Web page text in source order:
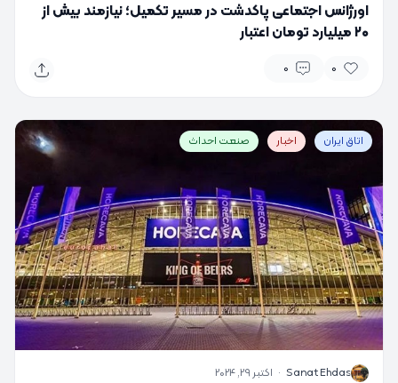
اورژانس اجتماعی پاکدشت در مسیر تکمیل؛ نیازمند بیش از
۲۰ میلیارد تومان اعتبار
0
0
اتاق ایران اخبار صنعت احداث
S
Sanat Ehdas
· اکتبر 29, 2024